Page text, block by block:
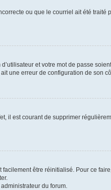
ou que le courriel ait été
et votre mot de passe
une erreur de configuration de son
il est courant de supprimer
être réinitialisé. Pour ce
du forum.